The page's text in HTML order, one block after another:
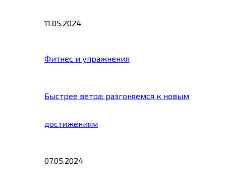
11.05.2024
Фитнес и упражнения
Быстрее ветра: разгоняемся к новым
достижениям
07.05.2024